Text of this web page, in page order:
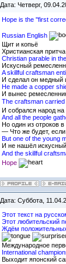
Дата: Четверг,
Hope is the ''first
Russian English
Щит и копьё
Христианская
Christian parable in
Искусный
A skillful craftsman
И сделал он медный
He made a copper
И вынес
The craftsman
И собрался народ
And all the people
Но один из отроков
— Что же будет,
But one of the young
И не нашёл
And the skillful
Hope
Дата: Суббота,
Этот текст на
Этот любительский
Ждём положительных
Meждународнoe
International
Выходит японский